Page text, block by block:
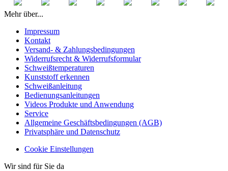
Mehr über...
Impressum
Kontakt
Versand- & Zahlungsbedingungen
Widerrufsrecht & Widerrufsformular
Schweißtemperaturen
Kunststoff erkennen
Schweißanleitung
Bedienungsanleitungen
Videos Produkte und Anwendung
Service
Allgemeine Geschäftsbedingungen (AGB)
Privatsphäre und Datenschutz
Cookie Einstellungen
Wir sind für Sie da